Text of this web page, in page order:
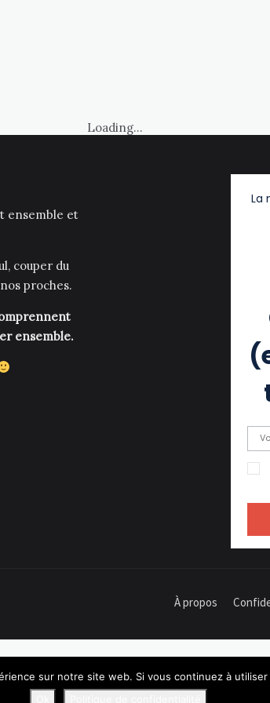
Loading...
ensemble et
couper du
proches.
ensemble.
La
À propos
sur notre site web. Si vous continuez à